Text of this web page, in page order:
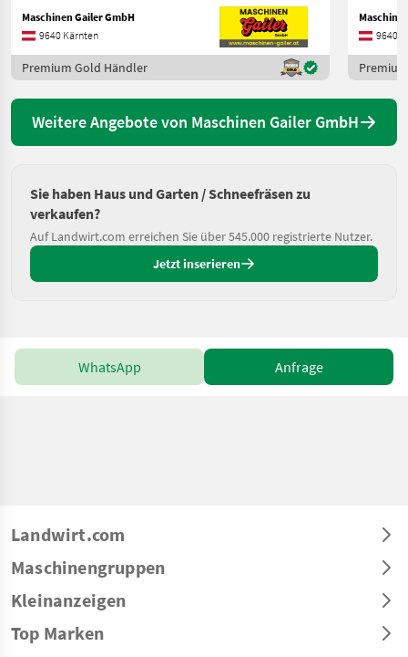
Maschinen Gailer GmbH
9640 Kärnten
Premium Gold Händler
9640
Weitere Angebote von Maschinen Gailer GmbH
Sie haben Haus und Garten / Schneefräsen zu
verkaufen?
Auf Landwirt.com erreichen Sie über 545.000 registrierte Nutzer.
Jetzt inserieren
WhatsApp Anfrage
Landwirt.com
Maschinengruppen
Kleinanzeigen
Top Marken